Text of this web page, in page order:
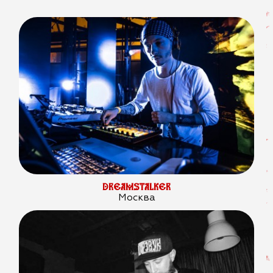
DREAMSTALKER
Москва